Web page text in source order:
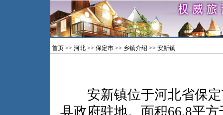
首页 >> 河北 >> 保定市 >> 乡镇介绍 >> 安新镇
安新镇位于河北省保定
县政府驻地。面积66.8平